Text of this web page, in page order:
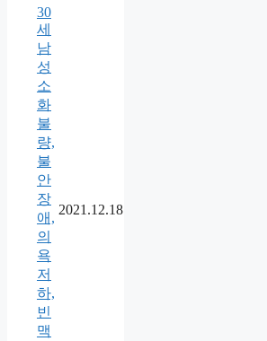
30
세
남
성
소
화
불
량,
불
안
장
애,
의
욕
저
하,
빈
맥
2021.12.18